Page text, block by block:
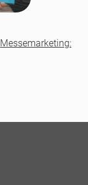
Messemarketing: